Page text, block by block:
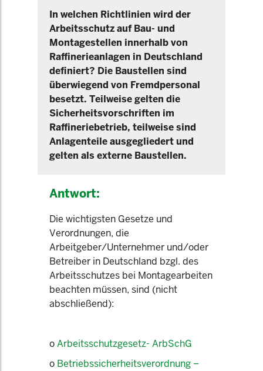
In welchen Richtlinien wird der
Arbeitsschutz auf Bau- und
Montagestellen innerhalb von
Raffinerieanlagen in Deutschland
definiert? Die Baustellen sind
überwiegend von Fremdpersonal
besetzt. Teilweise gelten die
Sicherheitsvorschriften im
Raffineriebetrieb, teilweise sind
Anlagenteile ausgegliedert und
gelten als externe Baustellen.
Antwort:
Die wichtigsten Gesetze und
Verordnungen, die
Arbeitgeber/Unternehmer und/oder
Betreiber in Deutschland bzgl. des
Arbeitsschutzes bei Montagearbeiten
beachten müssen, sind (nicht
abschließend):
oArbeitsschutzgesetz- ArbSchG
o Betriebssicherheitsverordnung –